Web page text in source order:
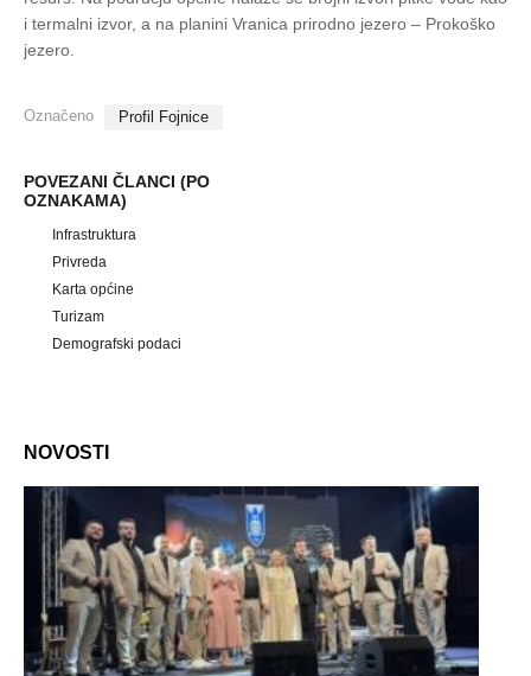
i termalni izvor, a na planini Vranica prirodno jezero – Prokoško
jezero.
Označeno Profil Fojnice
POVEZANI ČLANCI (PO
OZNAKAMA)
Infrastruktura
Privreda
Karta općine
Turizam
Demografski podaci
NOVOSTI